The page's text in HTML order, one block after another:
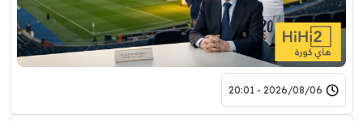
2026/08/06 - 20:01